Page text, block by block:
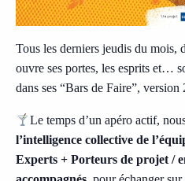
Tous les derniers jeudis du mois,
ouvre ses portes, les esprits et…
dans ses “Bars de Faire”, version
Le temps d’un apéro actif,
l’intelligence collective de
Experts + Porteurs de projet /